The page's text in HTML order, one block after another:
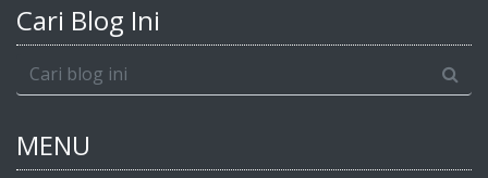
Cari Blog Ini
MENU